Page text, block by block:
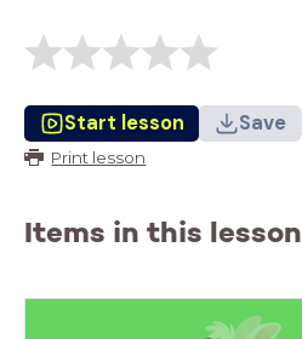
Start lesson Save
Print lesson
Items in this lesson